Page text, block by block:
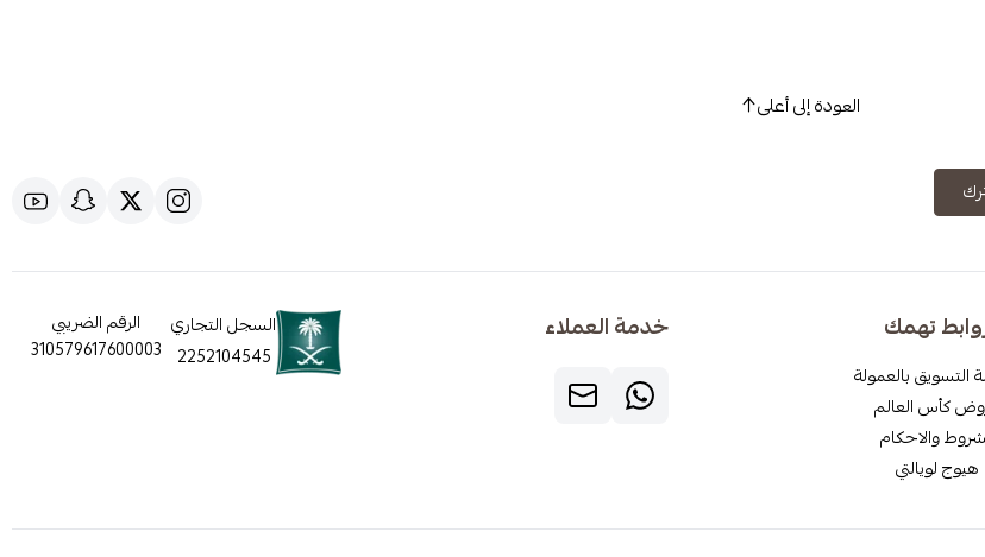
العودة إلى أعلى
تهمك
التسويق بالعمولة
كأس العالم
والاحكام
هيوج لويالتي
خدمة العملاء
السجل التجاري
2252104545
الرقم الضريبي
310579617600003